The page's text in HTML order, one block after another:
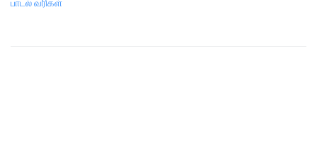
பாடல் வரிகள்